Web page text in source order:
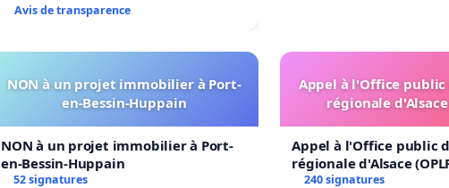
Avis de transparence
NON à un projet immobilier à Port-
en-Bessin-Huppain
NON à un projet immobilier à Port-
en-Bessin-Huppain
52 signatures
Appel à l'Office
régionale d'Alsace
Appel à l'Office public
régionale d'Alsace
240 signatures